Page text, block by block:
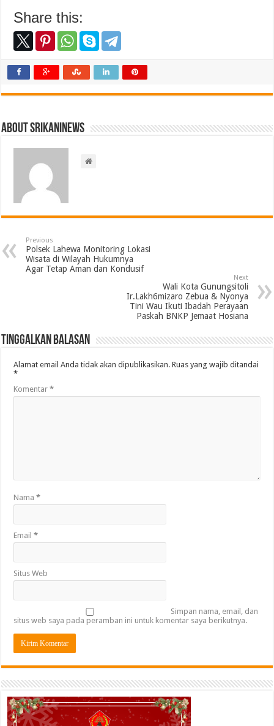
Share this:
About srikaninews
Previous
Polsek Lahewa Monitoring Lokasi
Wisata di Wilayah Hukumnya
Agar Tetap Aman dan Kondusif
Next
Wali Kota Gunungsitoli
Ir.Lakh6mizaro Zebua & Nyonya
Tini Wau Ikuti Ibadah Perayaan
Paskah BNKP Jemaat Hosiana
Tinggalkan Balasan
Alamat email Anda tidak akan dipublikasikan. Ruas yang wajib ditandai
*
Komentar*
Nama*
Email*
Situs Web
Simpan nama, email, dan
situs web saya pada peramban ini untuk komentar saya berikutnya.